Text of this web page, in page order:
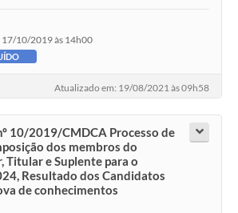
17/10/2019 às 14h00
Atualizado em: 19/08/2021 às 09h58
10/2019/CMDCA Processo de
dos membros do
Titular e Suplente para o
Resultado dos Candidatos
de conhecimentos